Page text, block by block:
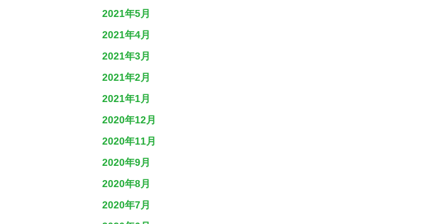
2021年5月
2021年4月
2021年3月
2021年2月
2021年1月
2020年12月
2020年11月
2020年9月
2020年8月
2020年7月